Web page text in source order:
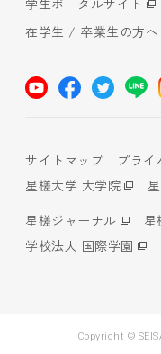
在学生 / 卒業生の方へ
サイトマップ
プライ
星槎大学 大学院
星槎ジャーナル
星
学校法人 国際学園
Copyright ©